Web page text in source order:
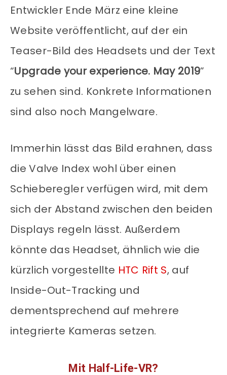
Entwickler Ende März eine kleine
Website veröffentlicht, auf der ein
Teaser-Bild des Headsets und der Text
“Upgrade your experience. May 2019”
zu sehen sind. Konkrete Informationen
sind also noch Mangelware.
Immerhin lässt das Bild erahnen, dass
die Valve Index wohl über einen
Schieberegler verfügen wird, mit dem
sich der Abstand zwischen den beiden
Displays regeln lässt. Außerdem
könnte das Headset, ähnlich wie die
kürzlich vorgestellte HTC Rift S, auf
Inside-Out-Tracking und
dementsprechend auf mehrere
integrierte Kameras setzen.
Mit Half-Life-VR?